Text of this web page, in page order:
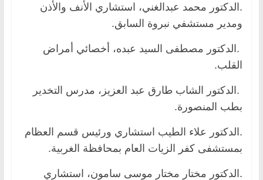
.الدكتور محمد عبدالغني، استشاري الأنف والأذن
ومدير مستشفي نبروة السابق.
.الدكتور مصطفى السيد عبده، أخصائي أمراض
القلب.
.الدكتور الشاب طارق عبد العزيز، مدرس التخدير
بطب المنصورة.
.الدكتور علاء الطيب استشاري ورئيس قسم العظام
بمستشفى كفر الزيات العام بمحافظة الغربية.
.الدكتور مختار مختار موسى سامون، استشاري